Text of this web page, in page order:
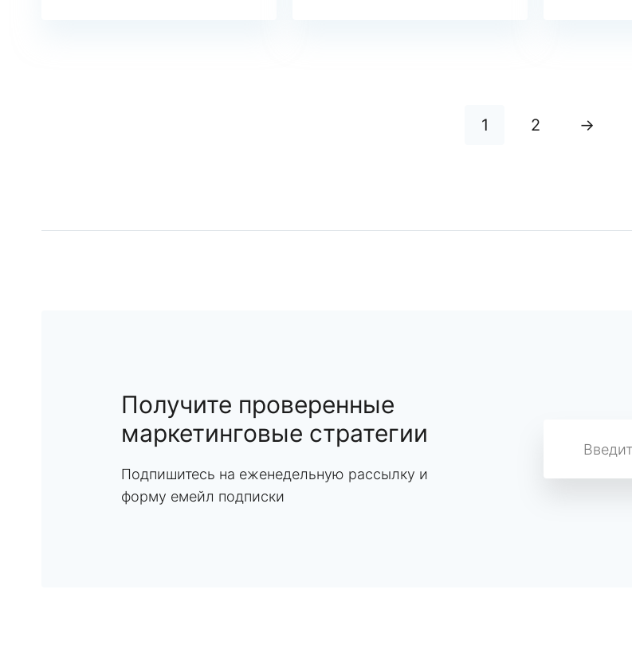
1 2 →
Получите проверенные
маркетинговые стратегии
Подпишитесь на еженедельную рассылку и
форму емейл подписки